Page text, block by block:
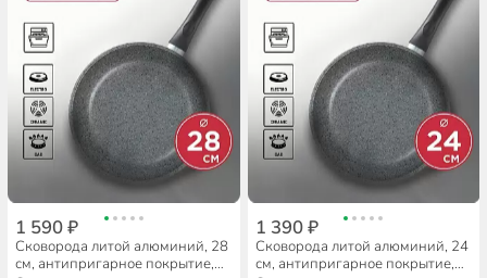
1 590 ₽
Сковорода литой алюминий, 28
см, антипригарное покрытие,
1 390 ₽
Сковорода литой алюминий, 24
см, антипригарное покрытие,